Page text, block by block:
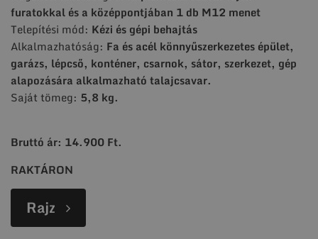
furatokkal és a középpontjában 1 db M12 menet
Telepítési mód: Kézi és gépi behajtás
Alkalmazhatóság: Fa és acél könnyűszerkezetes épület,
garázs, lépcső, konténer, csarnok, sátor, szerkezet, gép
alapozására alkalmazható talajcsavar.
Saját tömeg: 5,8 kg.
Bruttó ár: 14.900 Ft.
RAKTÁRON
Rajz